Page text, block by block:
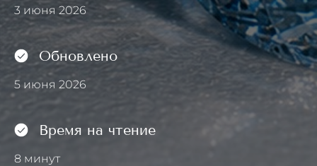
3 июня 2026
Обновлено
5 июня 2026
Время на чтение
8 минут